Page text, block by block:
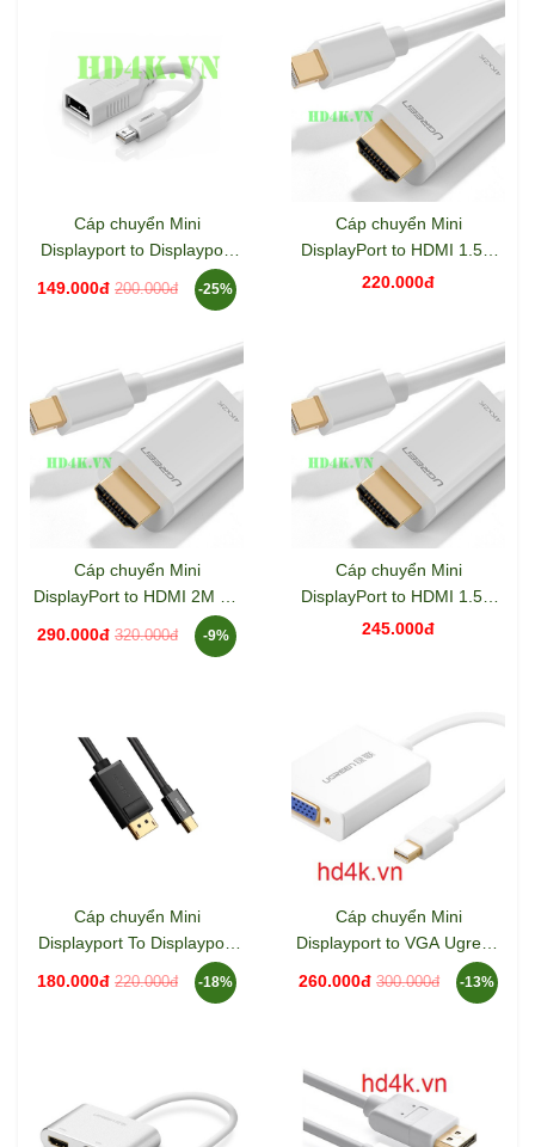
Cáp chuyển Mini
Displayport to Displayport
âm Ugreen 10445
149.000đ 200.000đ -25%
Cáp chuyển Mini
DisplayPort to HDMI 1.5M
Ugreen 10449
220.000đ
Cáp chuyển Mini
DisplayPort to HDMI 2M 4K
290.000đ 320.000đ -9%
Cáp chuyển Mini
DisplayPort to HDMI 1.5M
4K Ugreen 20849
245.000đ
Cáp chuyển Mini
Displayport To Displayport
1.5m Ugreen 10477
180.000đ 220.000đ -18%
Cáp chuyển Mini
Displayport to VGA Ugreen
260.000đ 300.000đ -13%